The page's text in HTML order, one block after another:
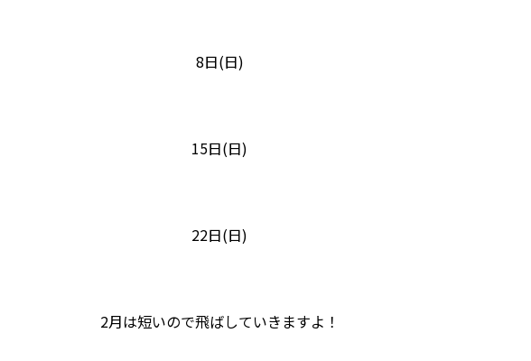
8日(日)
15日(日)
22日(日)
2月は短いので飛ばしていきますよ！